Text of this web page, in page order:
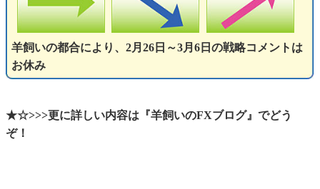
羊飼いの都合により、2月26日～3月6日の戦略コメントは
お休み
★☆>>>更に詳しい内容は『羊飼いのFXブログ』でどう
ぞ！